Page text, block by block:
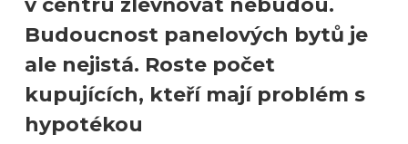
v centru zlevňovat nebudou.
Budoucnost panelových bytů je
ale nejistá. Roste počet
kupujících, kteří mají problém s
hypotékou